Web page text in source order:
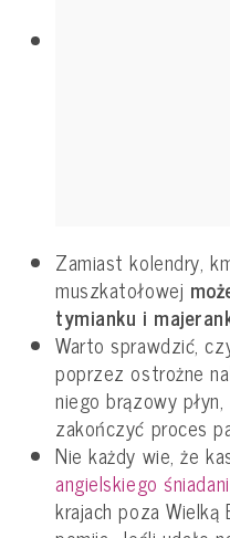
Zamiast kolendry,
muszkatołowej
tymianku i
Warto sprawdzić,
poprzez ostrożne
niego brązowy
zakończyć proces
Nie każdy wie, że
angielskiego
krajach poza